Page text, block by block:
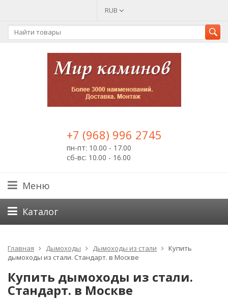
RUB
+7 (968) 996 2745
пн-пт: 10.00 - 17.00
сб-вс: 10.00 - 16.00
Меню
Каталог
Главная Дымоходы Дымоходы из стали
Купить
дымоходы из стали. Стандарт. в Москве
Купить дымоходы из стали.
Стандарт. в Москве